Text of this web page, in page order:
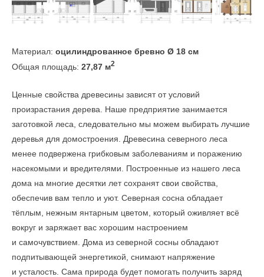
Материал: оцилиндрованное бревно Ø 18 см
Общая площадь: 27,87 м2
Ценные свойства древесины зависят от условий
произрастания дерева. Наше предприятие занимается
заготовкой леса, следовательно мы можем выбирать лучшие
деревья для домостроения. Древесина северного леса
менее подвержена грибковым заболеваниям и поражению
насекомыми и вредителями. Построенные из нашего леса
дома на многие десятки лет сохранят свои свойства,
обеспечив вам тепло и уют. Северная сосна обладает
тёплым, нежным янтарным цветом, который оживляет всё
вокруг и заряжает вас хорошим настроением
и самочувствием. Дома из северной сосны обладают
подпитывающей энергетикой, снимают напряжение
и усталость. Сама природа будет помогать получить заряд